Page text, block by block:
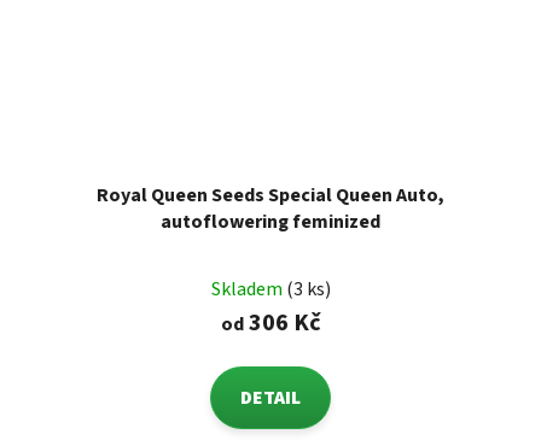
Royal Queen Seeds Special Queen Auto,
autoflowering feminized
Skladem (3 ks)
od306 Kč
DETAIL